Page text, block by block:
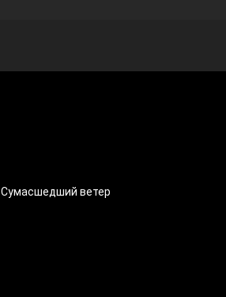
Сумасшедший ветер